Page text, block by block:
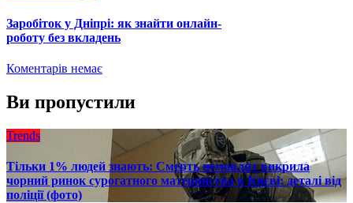
Заробіток у Дніпрі: як знайти онлайн-
роботу без вкладень
Коментарів немає
Ви пропустили
Trends
Тільки 1% людей знають: Смерть немовлят викрила
чорний ринок сурогатного материнства в Києві: деталі від
поліції (фото)